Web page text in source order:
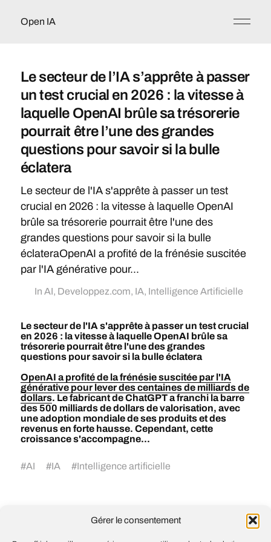
Gérer le consentement
Open IA
Le secteur de l’IA s’apprête à passer
un test crucial en 2026 : la vitesse à
laquelle OpenAI brûle sa trésorerie
pourrait être l’une des grandes
questions pour savoir si la bulle
éclatera
Le secteur de l'IA s'apprête à passer un test
crucial en 2026 : la vitesse à laquelle OpenAI
brûle sa trésorerie pourrait être l'une des
grandes questions pour savoir si la bulle
éclateraOpenAI a profité de la frénésie suscitée
par l'IA générative pour...
In AI, Developpez.com, IA, Intelligence Artificielle
Le secteur de l'IA s'apprête à passer un test crucial
en 2026 : la vitesse à laquelle OpenAI brûle sa
trésorerie pourrait être l'une des grandes
questions pour savoir si la bulle éclatera
OpenAI a profité de la frénésie suscitée par l'IA
générative pour lever des centaines de milliards de
dollars. Le fabricant de ChatGPT a franchi la barre
des 500 milliards de dollars de valorisation, avec
une adoption mondiale de ses produits et des
revenus en forte hausse. Cependant, cette
croissance s'accompagne...
#AI #IA #Intelligence artificielle
supprimer 200 000 emplois à mesure que